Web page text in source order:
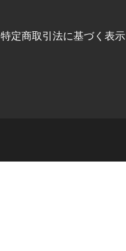
特定商取引法に基づく表示